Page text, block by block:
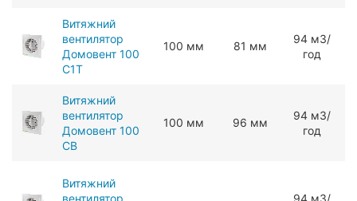
Витяжний
вентилятор
Домовент 100
С1Т
100 мм 81 мм
94 мЗ/
год
Витяжний
вентилятор
Домовент 100
СВ
100 мм 96 мм
94 мЗ/
год
Витяжний
вентилятор
94 мЗ/